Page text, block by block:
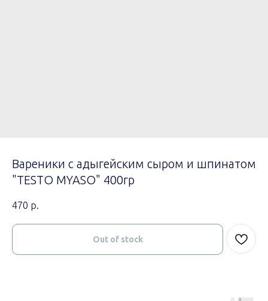
Вареники с адыгейским сыром и шпинатом
"TESTO MYASO" 400гр
470 р.
Out of stock